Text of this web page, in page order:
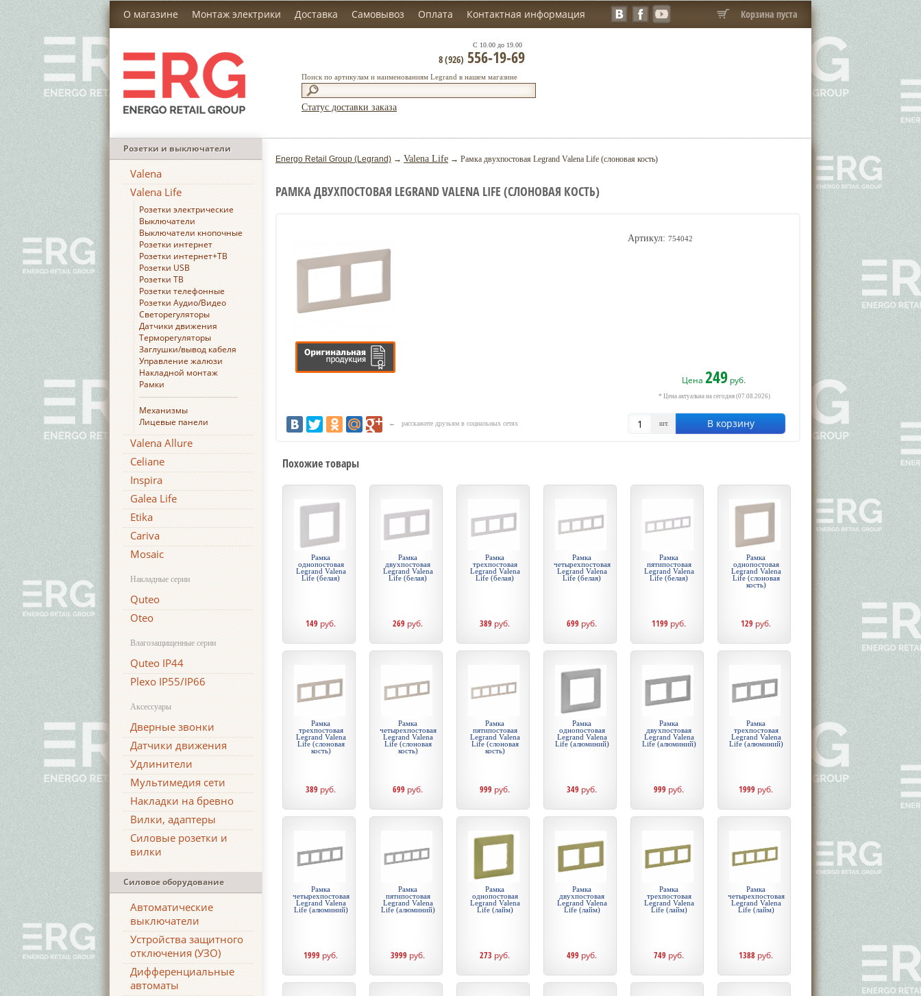
О магазине Монтаж электрики Доставка Самовывоз Оплата Контактная информация Корзина пуста
Поиск по артикулам и наименованиям Legrand в нашем магазине
С 10.00 до 19.00
8 (926) 556-19-69
Статус доставки заказа
Розетки и выключатели
Valena
Valena Life
Розетки электрические
Выключатели
Выключатели кнопочные
Розетки интернет
Розетки интернет+ТВ
Розетки USB
Розетки ТВ
Розетки телефонные
Розетки Аудио/Видео
Светорегуляторы
Датчики движения
Терморегуляторы
Заглушки/вывод кабеля
Управление жалюзи
Накладной монтаж
Рамки
Механизмы
Лицевые панели
Valena Allure
Celiane
Inspira
Galea Life
Etika
Cariva
Mosaic
Накладные серии
Quteo
Oteo
Влагозащищенные серии
Quteo IP44
Plexo IP55/IP66
Аксессуары
Дверные звонки
Датчики движения
Удлинители
Мультимедия сети
Накладки на бревно
Вилки, адаптеры
Силовые розетки и
вилки
Силовое оборудование
Автоматические
выключатели
Устройства защитного
отключения (УЗО)
Дифференциальные
автоматы
Energo Retail Group (Legrand) → Valena Life → Рамка двухпостовая Legrand Valena Life (слоновая кость)
РАМКА ДВУХПОСТОВАЯ LEGRAND VALENA LIFE (СЛОНОВАЯ КОСТЬ)
Артикул: 754042
Цена 249руб.
* Цена актуальна на сегодня (07.08.2026)
шт. В корзину
← расскажите друзьям в социальных сетях
Похожие товары
Рамка
однопостовая
Legrand Valena
Life (белая)
149 руб.
Рамка
двухпостовая
Legrand Valena
Life (белая)
269 руб.
Рамка
трехпостовая
Legrand Valena
Life (белая)
389 руб.
Рамка
четырехпостовая
Legrand Valena
Life (белая)
699 руб.
Рамка
пятипостовая
Legrand Valena
Life (белая)
1199 руб.
Рамка
однопостовая
Legrand Valena
Life (слоновая
кость)
129 руб.
Рамка
трехпостовая
Legrand Valena
Life (слоновая
кость)
389 руб.
Рамка
четырехпостовая
Legrand Valena
Life (слоновая
кость)
699 руб.
Рамка
пятипостовая
Legrand Valena
Life (слоновая
кость)
999 руб.
Рамка
однопостовая
Legrand Valena
Life (алюминий)
349 руб.
Рамка
двухпостовая
Legrand Valena
Life (алюминий)
999 руб.
Рамка
трехпостовая
Legrand Valena
Life (алюминий)
1999 руб.
Рамка
четырехпостовая
Legrand Valena
Life (алюминий)
1999 руб.
Рамка
пятипостовая
Legrand Valena
Life (алюминий)
3999 руб.
Рамка
однопостовая
Legrand Valena
Life (лайм)
273 руб.
Рамка
двухпостовая
Legrand Valena
Life (лайм)
499 руб.
Рамка
трехпостовая
Legrand Valena
Life (лайм)
749 руб.
Рамка
четырехпостовая
Legrand Valena
Life (лайм)
1388 руб.